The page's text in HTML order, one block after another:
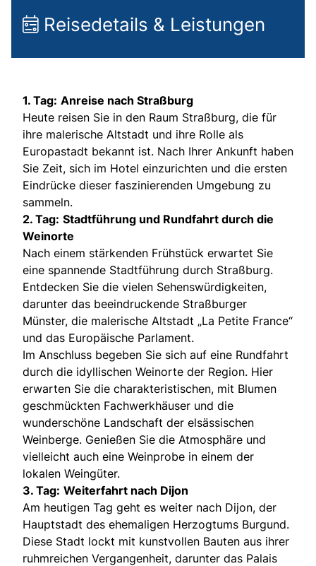
Reisedetails & Leistungen
1. Tag: Anreise nach Straßburg
Heute reisen Sie in den Raum Straßburg, die für
ihre malerische Altstadt und ihre Rolle als
Europastadt bekannt ist. Nach Ihrer Ankunft haben
Sie Zeit, sich im Hotel einzurichten und die ersten
Eindrücke dieser faszinierenden Umgebung zu
sammeln.
2. Tag: Stadtführung und Rundfahrt durch die
Weinorte
Nach einem stärkenden Frühstück erwartet Sie
eine spannende Stadtführung durch Straßburg.
Entdecken Sie die vielen Sehenswürdigkeiten,
darunter das beeindruckende Straßburger
Münster, die malerische Altstadt „La Petite France“
und das Europäische Parlament.
Im Anschluss begeben Sie sich auf eine Rundfahrt
durch die idyllischen Weinorte der Region. Hier
erwarten Sie die charakteristischen, mit Blumen
geschmückten Fachwerkhäuser und die
wunderschöne Landschaft der elsässischen
Weinberge. Genießen Sie die Atmosphäre und
vielleicht auch eine Weinprobe in einem der
lokalen Weingüter.
3. Tag: Weiterfahrt nach Dijon
Am heutigen Tag geht es weiter nach Dijon, der
Hauptstadt des ehemaligen Herzogtums Burgund.
Diese Stadt lockt mit kunstvollen Bauten aus ihrer
ruhmreichen Vergangenheit, darunter das Palais